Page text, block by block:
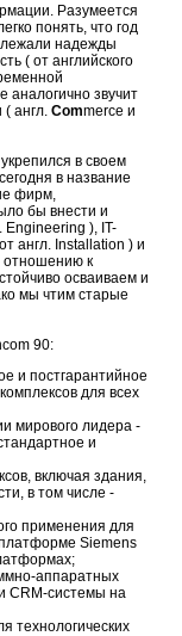
Разумеется
понять, что год
надежды
( от английского
аналогично звучит
англ. Сommerce и
в своем
в название
фирм,
бы внести и
Engineering ), IT-
англ. Installation ) и
отношению к
осваиваем и
мы чтим старые
90:
и постгарантийное
для всех
мирового лидера -
и
включая здания,
в том числе -
применения для
Siemens
аппаратных
CRM-системы на
технологических